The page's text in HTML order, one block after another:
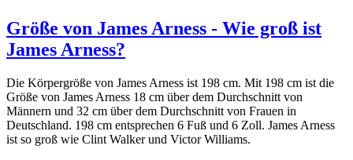
Größe von James Arness - Wie groß ist
James Arness?
Die Körpergröße von James Arness ist 198 cm. Mit 198 cm ist die
Größe von James Arness 18 cm über dem Durchschnitt von
Männern und 32 cm über dem Durchschnitt von Frauen in
Deutschland. 198 cm entsprechen 6 Fuß und 6 Zoll. James Arness
ist so groß wie Clint Walker und Victor Williams.